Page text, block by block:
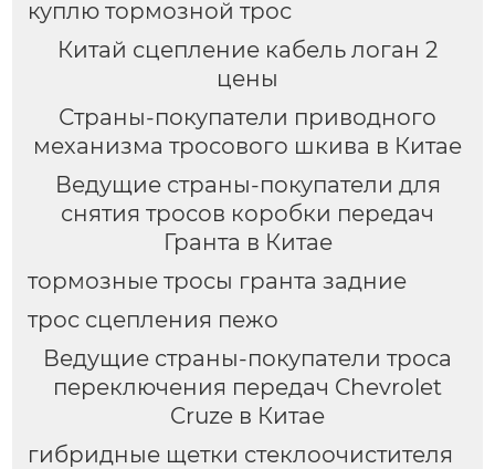
куплю тормозной трос
Китай сцепление кабель логан 2
цены
Страны-покупатели приводного
механизма тросового шкива в Китае
Ведущие страны-покупатели для
снятия тросов коробки передач
Гранта в Китае
тормозные тросы гранта задние
трос сцепления пежо
Ведущие страны-покупатели троса
переключения передач Chevrolet
Cruze в Китае
гибридные щетки стеклоочистителя